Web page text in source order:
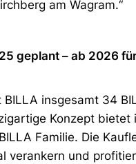
am Wagram.“
geplant – ab 2026
insgesamt 34
Konzept bietet
Familie. Die
verankern und